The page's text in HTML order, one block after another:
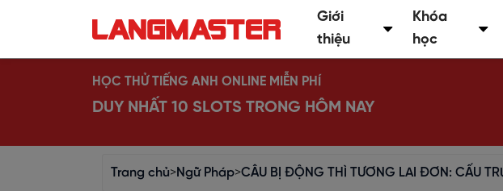
Giới
thiệu
Khóa
học
HỌC THỬ TIẾNG ANH ONLINE MIỄN PHÍ
DUY NHẤT 10 SLOTS TRONG HÔM NAY
Trang chủ>Ngữ Pháp>CÂU BỊ ĐỘNG THÌ TƯƠNG LAI ĐƠN: CẤU